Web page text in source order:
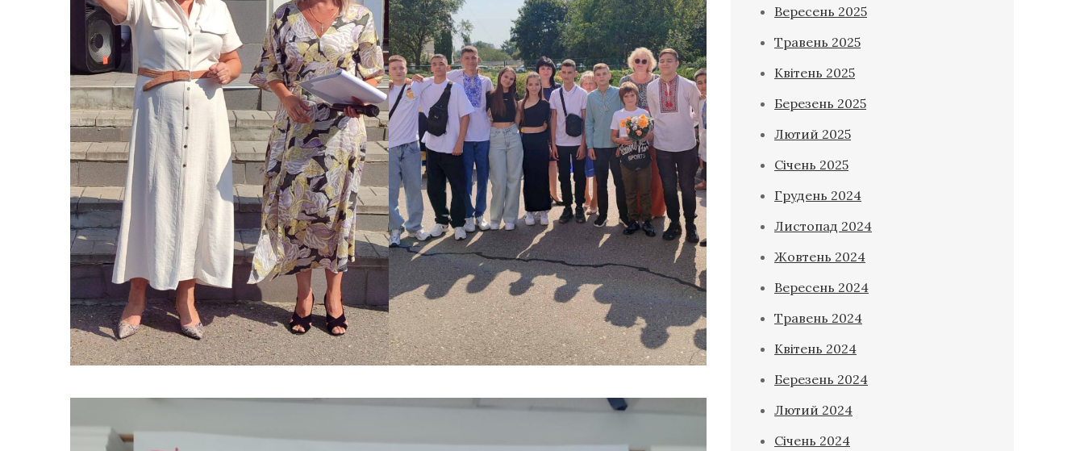
Вересень 2025
Травень 2025
Квітень 2025
Березень 2025
Лютий 2025
Січень 2025
Грудень 2024
Листопад 2024
Жовтень 2024
Вересень 2024
Травень 2024
Квітень 2024
Березень 2024
Лютий 2024
Січень 2024